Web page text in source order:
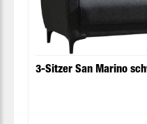
3-Sitzer San Marino